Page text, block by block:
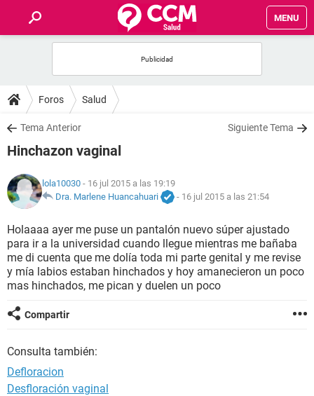
MENU
FOROS
SALUD
NUTRICIÓN
BIENESTAR
SEXUALIDAD
GLOSARIO
Foros Salud
Tema Anterior Siguiente Tema
Hinchazon vaginal
lola10030 - 16 jul 2015 a las 19:19
Dra. Marlene Huancahuari
- 16 jul 2015 a las 21:54
Holaaaa ayer me puse un pantalón nuevo súper ajustado
para ir a la universidad cuando llegue mientras me bañaba
me di cuenta que me dolía toda mi parte genital y me revise
y mía labios estaban hinchados y hoy amanecieron un poco
mas hinchados, me pican y duelen un poco
Compartir
Consulta también:
Defloracion
Desfloración vaginal